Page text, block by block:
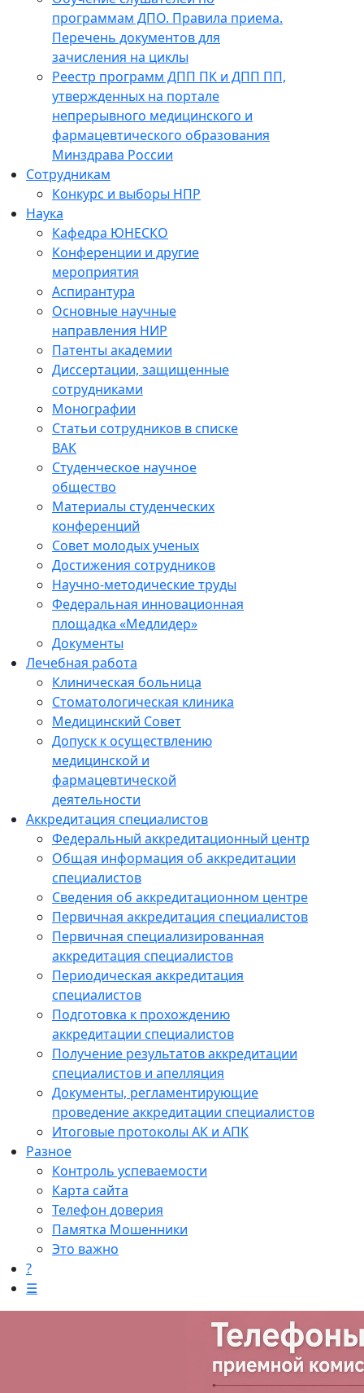
программам ДПО. Правила приема.
Перечень документов для
зачисления на циклы
Реестр программ ДПП ПК и ДПП ПП,
утвержденных на портале
непрерывного медицинского и
фармацевтического образования
Минздрава России
Сотрудникам
Конкурс и выборы НПР
Наука
Кафедра ЮНЕСКО
Конференции и другие
мероприятия
Аспирантура
Основные научные
направления НИР
Патенты академии
Диссертации, защищенные
сотрудниками
Монографии
Статьи сотрудников в списке
ВАК
Студенческое научное
общество
Материалы студенческих
конференций
Совет молодых ученых
Достижения сотрудников
Научно-методические труды
Федеральная инновационная
площадка «Медлидер»
Документы
Лечебная работа
Клиническая больница
Стоматологическая клиника
Медицинский Совет
Допуск к осуществлению
медицинской и
фармацевтической
деятельности
Аккредитация специалистов
Федеральный аккредитационный центр
Общая информация об аккредитации
специалистов
Сведения об аккредитационном центре
Первичная аккредитация специалистов
Первичная специализированная
аккредитация специалистов
Периодическая аккредитация
специалистов
Подготовка к прохождению
аккредитации специалистов
Получение результатов аккредитации
специалистов и апелляция
Документы, регламентирующие
проведение аккредитации специалистов
Итоговые протоколы АК и АПК
Разное
Контроль успеваемости
Карта сайта
Телефон доверия
Памятка Мошенники
Это важно
?
☰